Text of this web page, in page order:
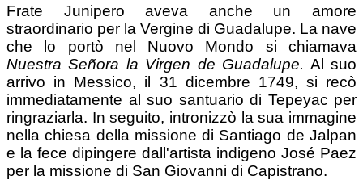
Frate Junipero aveva anche un amore
straordinario per la Vergine di Guadalupe. La nave
che lo portò nel Nuovo Mondo si chiamava
Nuestra Señora la Virgen de Guadalupe. Al suo
arrivo in Messico, il 31 dicembre 1749, si recò
immediatamente al suo santuario di Tepeyac per
ringraziarla. In seguito, intronizzò la sua immagine
nella chiesa della missione di Santiago de Jalpan
e la fece dipingere dall'artista indigeno José Paez
per la missione di San Giovanni di Capistrano.